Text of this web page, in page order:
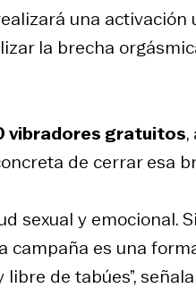
una activación
la brecha
vibradores gratuitos
de cerrar esa
sexual y emocional.
campaña es una
de tabúes”,